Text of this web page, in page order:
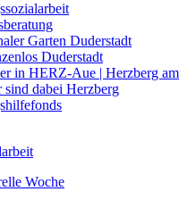
Garten Duderstadt
Duderstadt
in HERZ-Aue | Herzberg
dabei Herzberg
Woche